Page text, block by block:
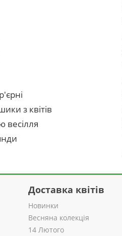
з квітів
весілля
Доставка квітів
Новинки
Весняна колекція
14 Лютого